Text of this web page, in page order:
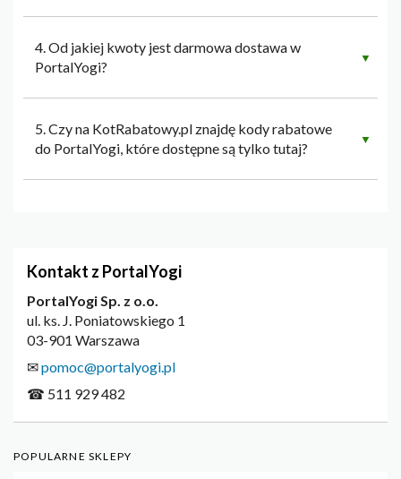
4. Od jakiej kwoty jest darmowa dostawa w
PortalYogi?
▼
5. Czy na KotRabatowy.pl znajdę kody rabatowe
do PortalYogi, które dostępne są tylko tutaj?
▼
Kontakt z PortalYogi
PortalYogi Sp. z o.o.
ul. ks. J. Poniatowskiego 1
03-901 Warszawa
✉pomoc@portalyogi.pl
☎ 511 929 482
POPULARNE SKLEPY